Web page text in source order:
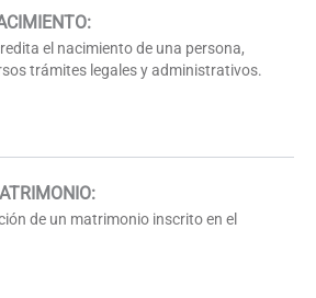
:
el nacimiento de una persona,
trámites legales y administrativos.
de un matrimonio inscrito en el